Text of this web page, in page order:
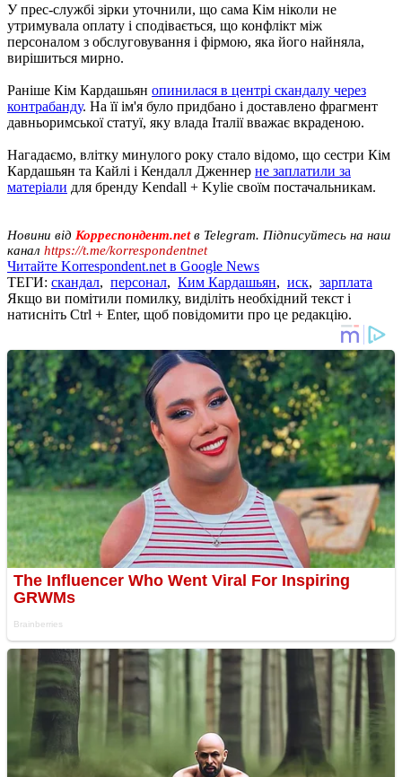
У прес-службі зірки уточнили, що сама Кім ніколи не
утримувала оплату і сподівається, що конфлікт між
персоналом з обслуговування і фірмою, яка його найняла,
вирішиться мирно.
Раніше Кім Кардашьян опинилася в центрі скандалу через
контрабанду. На її ім'я було придбано і доставлено фрагмент
давньоримської статуї, яку влада Італії вважає вкраденою.
Нагадаємо, влітку минулого року стало відомо, що сестри Кім
Кардашьян та Кайлі і Кендалл Дженнер не заплатили за
матеріали для бренду Kendall + Kylie своїм постачальникам.
Новини від Корреспондент.netв Telegram. Підписуйтесь на наш
канал https://t.me/korrespondentnet
Читайте Korrespondent.net в Google News
ТЕГИ: скандал, персонал, Ким Кардашьян, иск, зарплата
Якщо ви помітили помилку, виділіть необхідний текст і
натисніть Ctrl + Enter, щоб повідомити про це редакцію.